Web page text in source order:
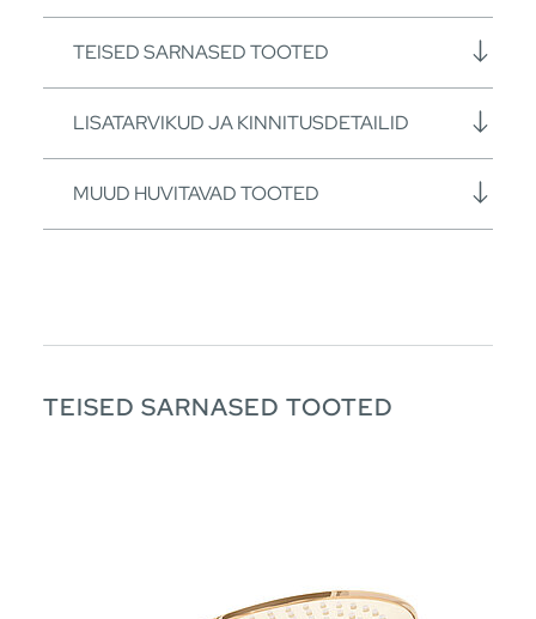
TEISED SARNASED TOOTED
LISATARVIKUD JA KINNITUSDETAILID
MUUD HUVITAVAD TOOTED
TEISED SARNASED TOOTED